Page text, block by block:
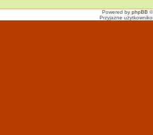
Powered by phpBB
Przyjazne